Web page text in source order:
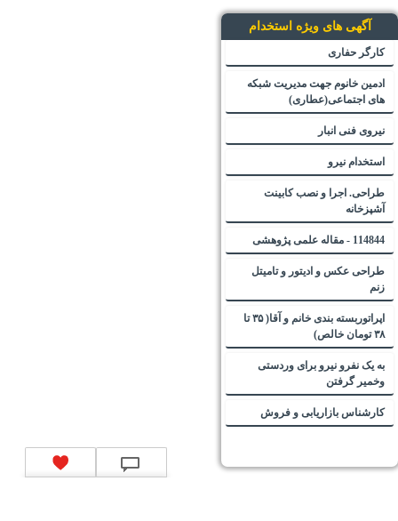
آگهی های ویژه استخدام
کارگر حفاری
ادمین خانوم جهت مدیریت شبکه
های اجتماعی(عطاری)
نیروی فنی انبار
استخدام نیرو
طراحی. اجرا و نصب کابینت
آشپزخانه
114844 - مقاله علمی پژوهشی
طراحی عکس و ادیتور و تامیتل
زنم
اپراتوربسته بندی خانم و آقا( ۳۵ تا
۳۸ تومان خالص)
به یک نفرو نیرو برای وردستی
وخمیر گرفتن
کارشناس بازاریابی و فروش